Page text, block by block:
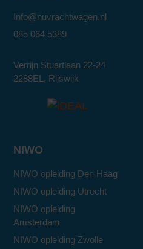
Info@nuvrachtwagen.nl
085 064 5389
Verrijn Stuartlaan 22-24
2288EL, Rijswijk
NIWO
NIWO opleiding Den Haag
NIWO opleiding Utrecht
NIWO opleiding
Amsterdam
NIWO opleiding Zwolle